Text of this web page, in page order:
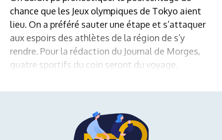
chance que les Jeux olympiques de Tokyo aient
lieu. On a préféré sauter une étape et s’attaquer
aux espoirs des athlètes de la région de s’y
rendre. Pour la rédaction du Journal de Morges,
quatre sportifs du coin seront du voyage.